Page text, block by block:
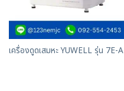
เครื่องดูดเสมหะ YUWELL รุ่น 7E-A